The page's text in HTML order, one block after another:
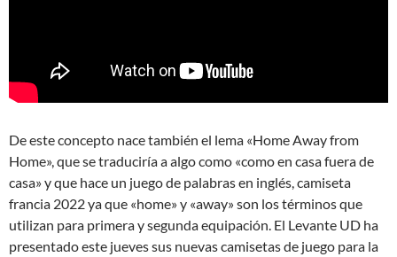
De este concepto nace también el lema «Home Away from
Home», que se traduciría a algo como «como en casa fuera de
casa» y que hace un juego de palabras en inglés, camiseta
francia 2022 ya que «home» y «away» son los términos que
utilizan para primera y segunda equipación. El Levante UD ha
presentado este jueves sus nuevas camisetas de juego para la